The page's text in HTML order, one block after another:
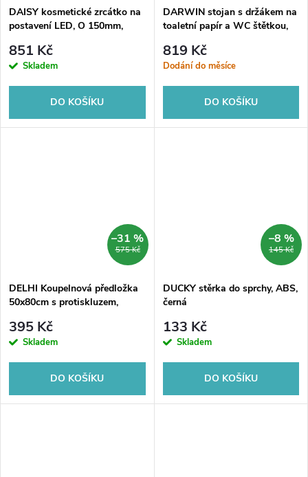
DAISY kosmetické zrcátko na
postavení LED, O 150mm,
851 Kč
Skladem
DO KOŠÍKU
DARWIN stojan s držákem na
toaletní papír a WC štětkou,
819 Kč
Dodání do měsíce
DO KOŠÍKU
575 Kč
–31 %
DELHI Koupelnová předložka
50x80cm s protiskluzem,
395 Kč
Skladem
DO KOŠÍKU
145 Kč
–8 %
DUCKY stěrka do sprchy, ABS,
černá
133 Kč
Skladem
DO KOŠÍKU